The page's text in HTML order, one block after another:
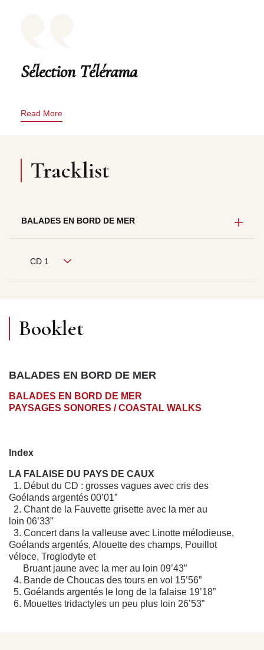
Sélection Télérama
Read More
Tracklist
BALADES EN BORD DE MER
CD 1
Booklet
BALADES EN BORD DE MER
BALADES EN BORD DE MER
PAYSAGES SONORES / COASTAL WALKS
Index
LA FALAISE DU PAYS DE CAUX
1. Début du CD : grosses vagues avec cris des
Goélands argentés 00’01”
2. Chant de la Fauvette grisette avec la mer au
loin 06’33”
3. Concert dans la valleuse avec Linotte mélodieuse,
Goélands argentés, Alouette des champs, Pouillot
véloce, Troglodyte et
Bruant jaune avec la mer au loin 09’43”
4. Bande de Choucas des tours en vol 15’56”
5. Goélands argentés le long de la falaise 19’18”
6. Mouettes tridactyles un peu plus loin 26’53”